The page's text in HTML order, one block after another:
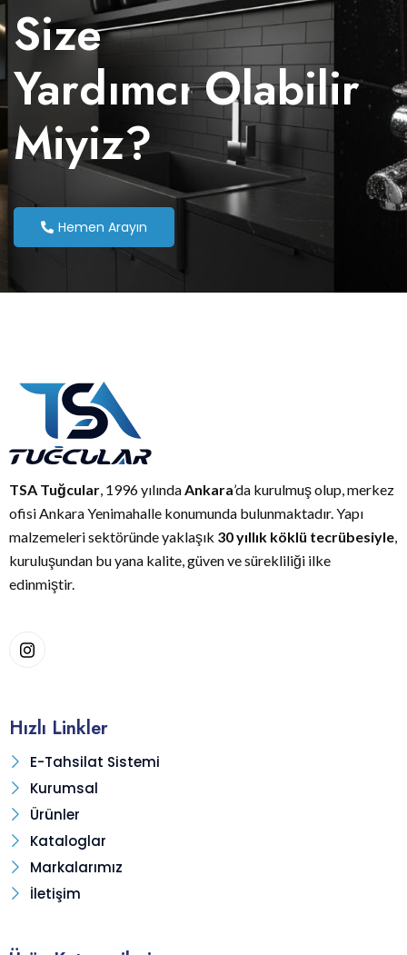
Size
Yardımcı Olabilir
Miyiz?
Hemen Arayın
TSA Tuğcular , 1996 yılında Ankara’da kurulmuş olup, merkez
ofisi Ankara Yenimahalle konumunda bulunmaktadır. Yapı
malzemeleri sektöründe yaklaşık 30 yıllık köklü tecrübesiyle
kuruluşundan bu yana kalite, güven ve sürekliliği ilke
edinmiştir.
Hızlı Linkler
E-Tahsilat Sistemi
Kurumsal
Ürünler
Kataloglar
Markalarımız
İletişim